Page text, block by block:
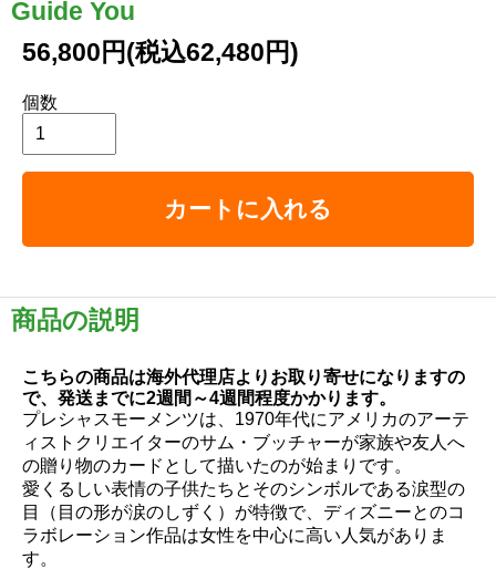
Guide You
56,800円(税込62,480円)
個数
カートに入れる
商品の説明
こちらの商品は海外代理店よりお取り寄せになりますの
で、発送までに2週間～4週間程度かかります。
プレシャスモーメンツは、1970年代にアメリカのアーテ
ィストクリエイターのサム・ブッチャーが家族や友人へ
の贈り物のカードとして描いたのが始まりです。
愛くるしい表情の子供たちとそのシンボルである涙型の
目（目の形が涙のしずく）が特徴で、ディズニーとのコ
ラボレーション作品は女性を中心に高い人気がありま
す。